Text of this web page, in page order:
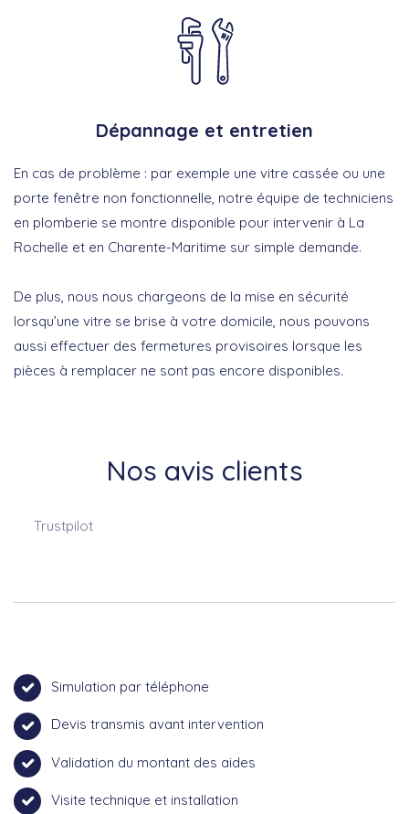
Dépannage et entretien
En cas de problème : par exemple une vitre cassée ou une
porte fenêtre non fonctionnelle, notre équipe de techniciens
en plomberie se montre disponible pour intervenir à La
Rochelle et en Charente-Maritime sur simple demande.
De plus, nous nous chargeons de la mise en sécurité
lorsqu’une vitre se brise à votre domicile, nous pouvons
aussi effectuer des fermetures provisoires lorsque les
pièces à remplacer ne sont pas encore disponibles.
Nos avis clients
Trustpilot
Simulation par téléphone
Devis transmis avant intervention
Validation du montant des aides
Visite technique et installation